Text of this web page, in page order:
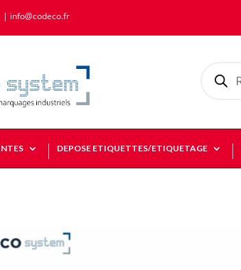
| info@codeco.fr
produits
DEPOSE ETIQUETTES/ETIQUETAGE